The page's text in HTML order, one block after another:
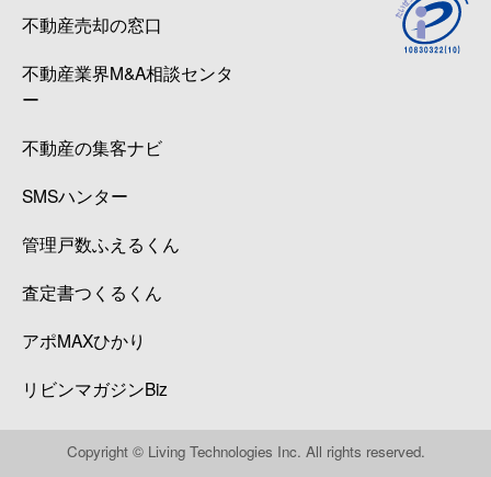
不動産売却の窓口
不動産業界M&A相談センタ
ー
不動産の集客ナビ
SMSハンター
管理戸数ふえるくん
査定書つくるくん
アポMAXひかり
リビンマガジンBiz
Copyright © Living Technologies Inc. All rights reserved.